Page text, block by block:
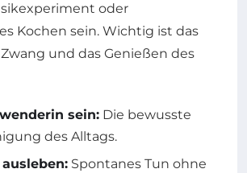
oder
Kochen sein. Wichtig ist das
und das Genießen des
sein: Die bewusste
des Alltags.
Spontanes Tun ohne